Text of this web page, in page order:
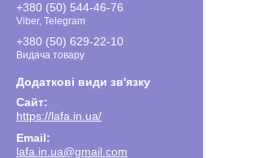
+380 (50) 544-46-76
Viber, Telegram
+380 (50) 629-22-10
Видача товару
https://lafa.in.ua/
lafa.in.ua@gmail.com